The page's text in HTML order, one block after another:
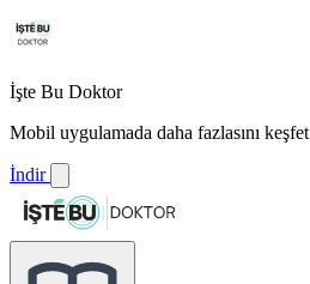
İşte Bu Doktor
Mobil uygulamada daha fazlasını keşfet
İndir